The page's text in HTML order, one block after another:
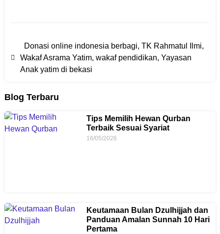
Donasi online indonesia berbagi, TK Rahmatul Ilmi,
Wakaf Asrama Yatim, wakaf pendidikan, Yayasan
Anak yatim di bekasi
Blog Terbaru
Tips Memilih Hewan Qurban
Terbaik Sesuai Syariat
16/05/2026
Keutamaan Bulan Dzulhijjah dan
Panduan Amalan Sunnah 10 Hari
Pertama